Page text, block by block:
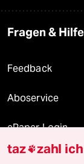
Fragen & Hilfe
Feedback
Aboservice
ePaper Login
Downloads für
taz zahl ich